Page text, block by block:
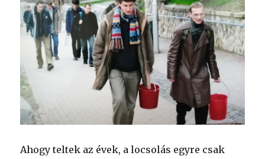
Ahogy teltek az évek, a locsolás egyre csak